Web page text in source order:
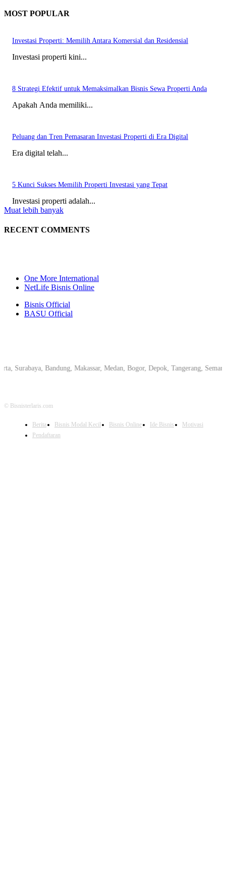
MOST POPULAR
Investasi Properti: Memilih Antara Komersial dan Residensial
Investasi properti kini...
8 Strategi Efektif untuk Memaksimalkan Bisnis Sewa Properti Anda
Apakah Anda memiliki...
Peluang dan Tren Pemasaran Investasi Properti di Era Digital
Era digital telah...
5 Kunci Sukses Memilih Properti Investasi yang Tepat
Investasi properti adalah...
Muat lebih banyak
RECENT COMMENTS
One More International
NetLife Bisnis Online
Bisnis Official
BASU Official
Bandung, Makassar, Medan, Bogor, Depok, Tangerang, Semarang,
© Bisnisterlaris.com
Berita Bisnis Modal Kecil Bisnis Online Ide Bisnis
Motivasi
Pendaftaran